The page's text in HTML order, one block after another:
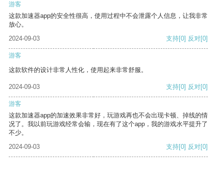
游客
这款加速器app的安全性很高，使用过程中不会泄露个人信息，让我非常
放心。
2024-09-03
支持[0] 反对[0]
游客
这款软件的设计非常人性化，使用起来非常舒服。
2024-09-03 支持[0] 反对[0]
游客
这款加速器app的加速效果非常好，玩游戏再也不会出现卡顿、掉线的情
况了。我以前玩游戏经常会输，现在有了这个app，我的游戏水平提升了
不少。
2024-09-03
支持[0] 反对[0]